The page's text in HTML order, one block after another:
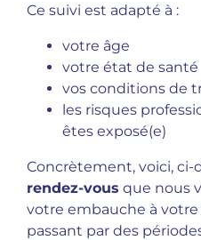
Ce suivi est adapté à :
votre âge
votre état de santé
vos conditions de
les risques
êtes exposé(e)
Concrètement, voici, ci-
rendez-vous que nous
votre embauche à votre
passant par des